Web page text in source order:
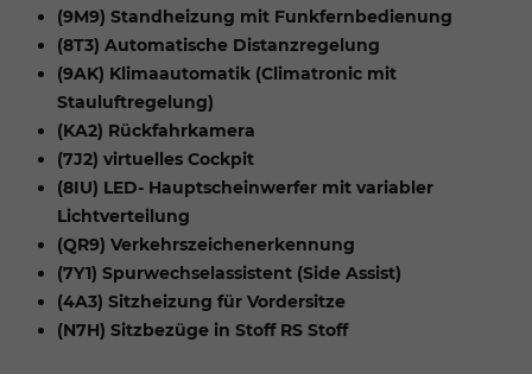
(9M9) Standheizung mit Funkfernbedienung
(8T3) Automatische Distanzregelung
(9AK) Klimaautomatik (Climatronic mit
Stauluftregelung)
(KA2) Rückfahrkamera
(7J2) virtuelles Cockpit
(8IU) LED- Hauptscheinwerfer mit variabler
Lichtverteilung
(QR9) Verkehrszeichenerkennung
(7Y1) Spurwechselassistent (Side Assist)
(4A3) Sitzheizung für Vordersitze
(N7H) Sitzbezüge in Stoff RS Stoff